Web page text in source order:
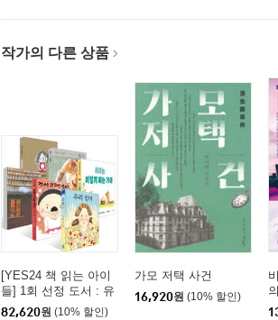
작가의 다른 상품
[YES24 책 읽는 아이
들] 1회 선정 도서 : 유
아 세트
82,620원 (10% 할인)
가모 저택 사건
16,920원 (10% 할인)